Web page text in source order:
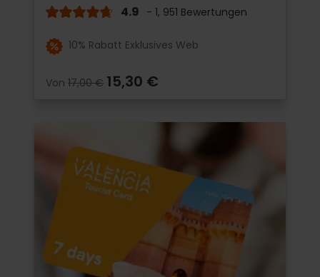
4.9 - 1, 951 Bewertungen
10% Rabatt Exklusives Web
Von 17,00 € 15,30 €